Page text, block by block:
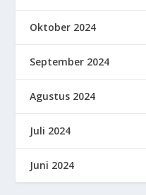
Oktober 2024
September 2024
Agustus 2024
Juli 2024
Juni 2024